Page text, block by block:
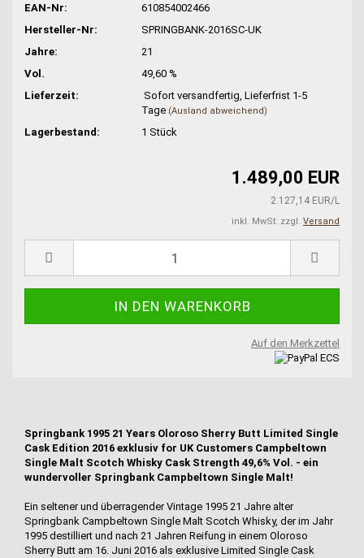
EAN-Nr:
610854002466
Hersteller-Nr:
SPRINGBANK-2016SC-UK
Jahre:
21
Vol.
49,60 %
Lieferzeit:
Sofort versandfertig, Lieferfrist 1-5
Tage (Ausland abweichend)
Lagerbestand: 1Stück
1.489,00 EUR
2.127,14 EUR/L
inkl. MwSt. zzgl. Versand
Auf den Merkzettel
Springbank 1995 21 Years Oloroso Sherry Butt Limited Single
Cask Edition 2016 exklusiv for UK Customers Campbeltown
Single Malt Scotch Whisky Cask Strength 49,6% Vol. - ein
wundervoller Springbank Campbeltown Single Malt!
Ein seltener und überragender Vintage 1995 21 Jahre alter
Springbank Campbeltown Single Malt Scotch Whisky, der im Jahr
1995 destilliert und nach 21 Jahren Reifung in einem Oloroso
Sherry Butt am 16. Juni 2016 als exklusive Limited Single Cask